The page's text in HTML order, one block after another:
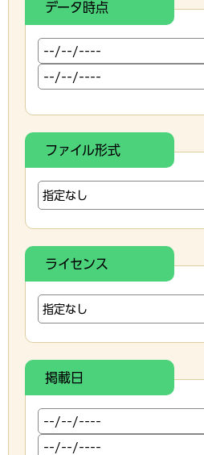
データ時点
ファイル形式
ライセンス
掲載日